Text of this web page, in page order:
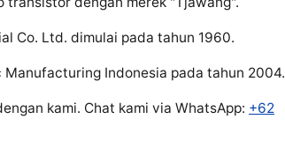
Co. Ltd. dimulai pada tahun 1960.
Indonesia pada tahun 2004.
kami. Chat kami via WhatsApp: +62